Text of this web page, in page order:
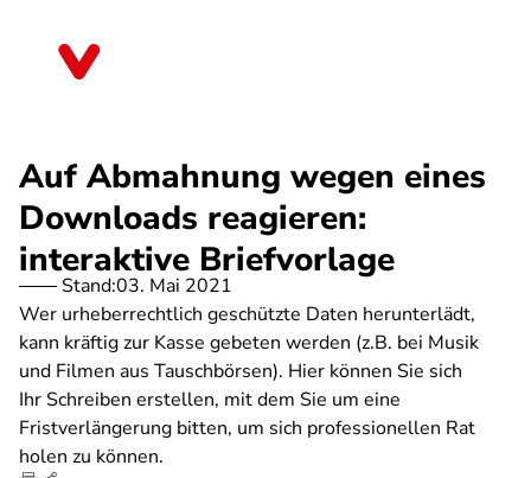
Auf Abmahnung wegen eines
Downloads reagieren:
interaktive Briefvorlage
Stand:03. Mai 2021
Wer urheberrechtlich geschützte Daten herunterlädt,
kann kräftig zur Kasse gebeten werden (z.B. bei Musik
und Filmen aus Tauschbörsen). Hier können Sie sich
Ihr Schreiben erstellen, mit dem Sie um eine
Fristverlängerung bitten, um sich professionellen Rat
holen zu können.